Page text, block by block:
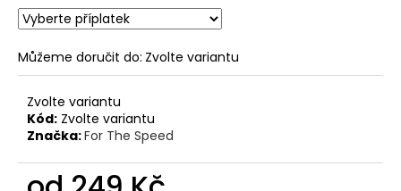
Můžeme doručit do: Zvolte variantu
Zvolte variantu
Kód: Zvolte variantu
Značka:For The Speed
o
r
u
č
e
m
e